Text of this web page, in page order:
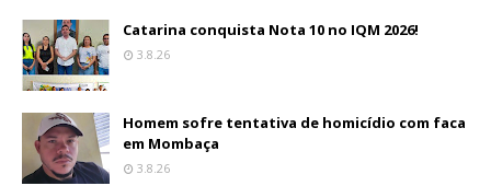
Catarina conquista Nota 10 no IQM 2026!
3.8.26
Homem sofre tentativa de homicídio com faca
em Mombaça
3.8.26